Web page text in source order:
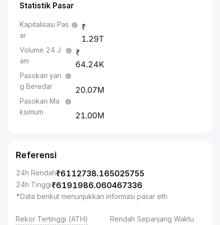
Statistik Pasar
Kapitalisasi Pas
ar
1.29T
Volume 24 J
am
64.24K
Pasokan yan
g Beredar
20.07M
Pasokan Ma
ksimum
21.00M
Referensi
24h Rendah₹6112738.165025755
24h Tinggi₹6191986.060467336
*Data berikut menunjukkan informasi pasar eth
Rekor Tertinggi (ATH)
Rendah Sepanjang Waktu